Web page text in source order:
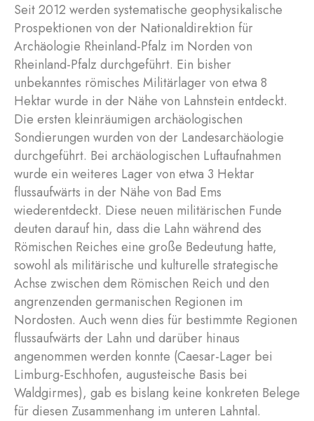
Seit 2012 werden systematische geophysikalische
Prospektionen von der Nationaldirektion für
Archäologie Rheinland-Pfalz im Norden von
Rheinland-Pfalz durchgeführt. Ein bisher
unbekanntes römisches Militärlager von etwa 8
Hektar wurde in der Nähe von Lahnstein entdeckt.
Die ersten kleinräumigen archäologischen
Sondierungen wurden von der Landesarchäologie
durchgeführt. Bei archäologischen Luftaufnahmen
wurde ein weiteres Lager von etwa 3 Hektar
flussaufwärts in der Nähe von Bad Ems
wiederentdeckt. Diese neuen militärischen Funde
deuten darauf hin, dass die Lahn während des
Römischen Reiches eine große Bedeutung hatte,
sowohl als militärische und kulturelle strategische
Achse zwischen dem Römischen Reich und den
angrenzenden germanischen Regionen im
Nordosten. Auch wenn dies für bestimmte Regionen
flussaufwärts der Lahn und darüber hinaus
angenommen werden konnte (Caesar-Lager bei
Limburg-Eschhofen, augusteische Basis bei
Waldgirmes), gab es bislang keine konkreten Belege
für diesen Zusammenhang im unteren Lahntal.